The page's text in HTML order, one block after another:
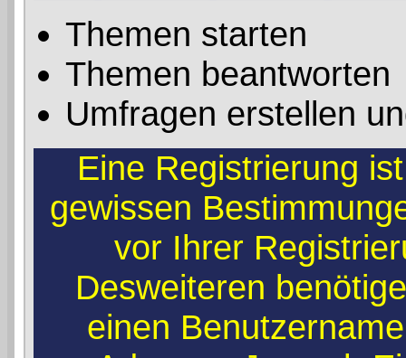
Themen starten
Themen beantworten
Umfragen erstellen
Eine Registrierung
gewissen
vor Ihrer
Desweiteren
einen